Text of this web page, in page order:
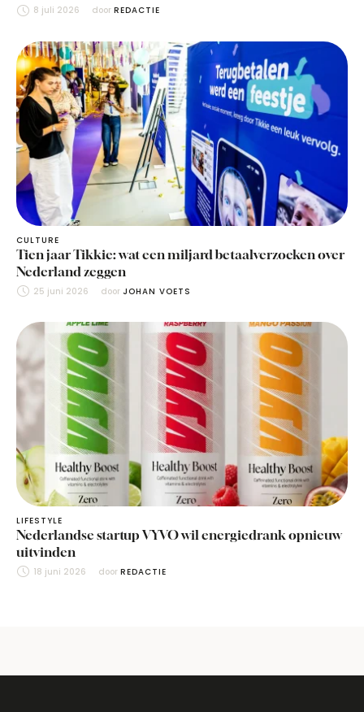
8 juli 2026 door REDACTIE
CULTURE
Tien jaar Tikkie: wat een miljard betaalverzoeken over
Nederland zeggen
25 juni 2026 door JOHAN VOETS
LIFESTYLE
Nederlandse startup VYVO wil energiedrank opnieuw
uitvinden
18 juni 2026 door REDACTIE